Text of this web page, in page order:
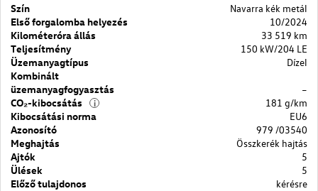
Szín
Navarra kék metál
Első forgalomba helyezés
10/2024
Kilométeróra állás
33 519 km
Teljesítmény
150 kW/204 LE
Üzemanyagtípus
Dízel
Kombinált
üzemanyagfogyasztás
–
CO₂-kibocsátás
i
181 g/km
Kibocsátási norma
EU6
Azonosító
979 /03540
Meghajtás
Összkerék hajtás
Ajtók
5
Ülések
5
Előző tulajdonos
kérésre